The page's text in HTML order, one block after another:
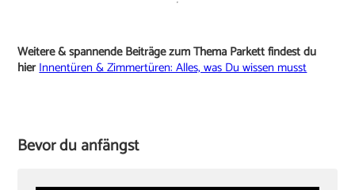
Weitere & spannende Beiträge zum Thema Parkett findest du
hierInnentüren & Zimmertüren: Alles, was Du wissen musst
Bevor du anfängst